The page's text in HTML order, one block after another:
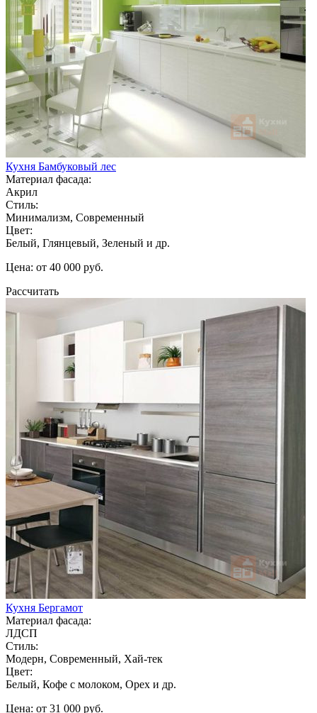
Кухня Бамбуковый лес
Материал фасада:
Акрил
Стиль:
Минимализм, Современный
Цвет:
Белый, Глянцевый, Зеленый и др.
Цена: от 40 000 руб.
Рассчитать
Кухня Бергамот
Материал фасада:
ЛДСП
Стиль:
Модерн, Современный, Хай-тек
Цвет:
Белый, Кофе с молоком, Орех и др.
Цена: от 31 000 руб.